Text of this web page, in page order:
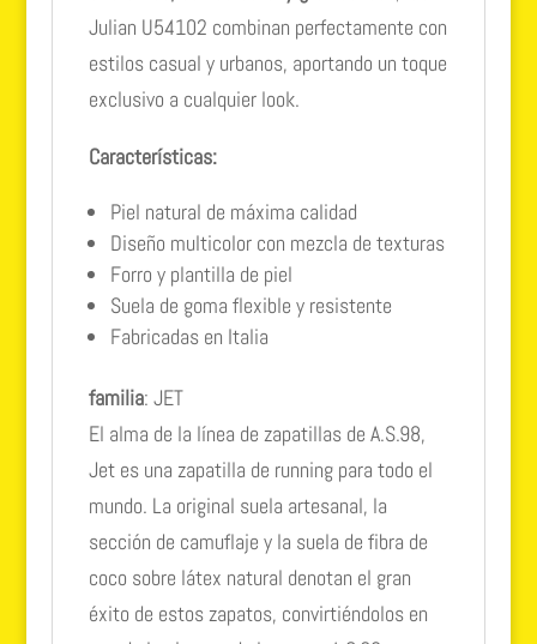
Julian U54102 combinan perfectamente con
estilos casual y urbanos, aportando un toque
exclusivo a cualquier look.
Características:
Piel natural de máxima calidad
Diseño multicolor con mezcla de texturas
Forro y plantilla de piel
Suela de goma flexible y resistente
Fabricadas en Italia
familia: JET
El alma de la línea de zapatillas de A.S.98,
Jet es una zapatilla de running para todo el
mundo. La original suela artesanal, la
sección de camuflaje y la suela de fibra de
coco sobre látex natural denotan el gran
éxito de estos zapatos, convirtiéndolos en